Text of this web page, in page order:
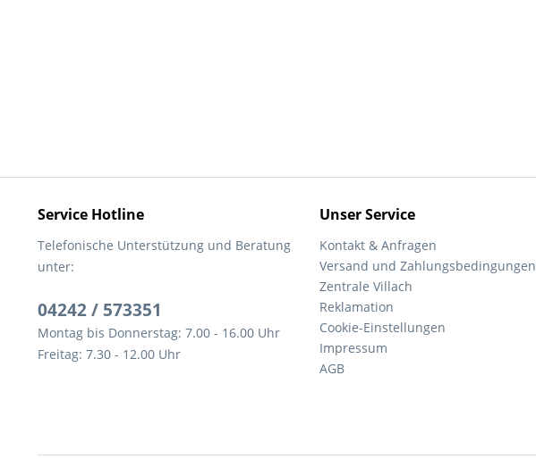
Service Hotline
Telefonische Unterstützung und Beratung
unter:
04242 / 573351
Montag bis Donnerstag: 7.00 - 16.00 Uhr
Freitag: 7.30 - 12.00 Uhr
Unser Service
Kontakt & Anfragen
Versand und Zahlungsbedingungen
Zentrale Villach
Reklamation
Cookie-Einstellungen
Impressum
AGB